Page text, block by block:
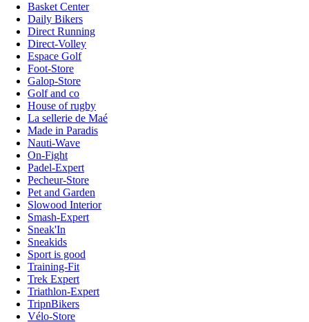
Basket Center
Daily Bikers
Direct Running
Direct-Volley
Espace Golf
Foot-Store
Galop-Store
Golf and co
House of rugby
La sellerie de Maé
Made in Paradis
Nauti-Wave
On-Fight
Padel-Expert
Pecheur-Store
Pet and Garden
Slowood Interior
Smash-Expert
Sneak'In
Sneakids
Sport is good
Training-Fit
Trek Expert
Triathlon-Expert
TripnBikers
Vélo-Store